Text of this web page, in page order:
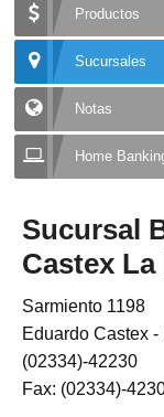
Productos
Sucursales
Notas
Home
Sucursal
Castex La
Sarmiento 1198
Eduardo Castex
(02334)-42230
Fax: (02334)-